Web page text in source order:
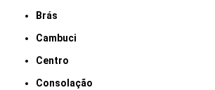
Brás
Cambuci
Centro
Consolação